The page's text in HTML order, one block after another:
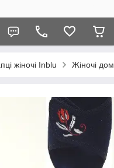
жіночі Inblu Жіночі